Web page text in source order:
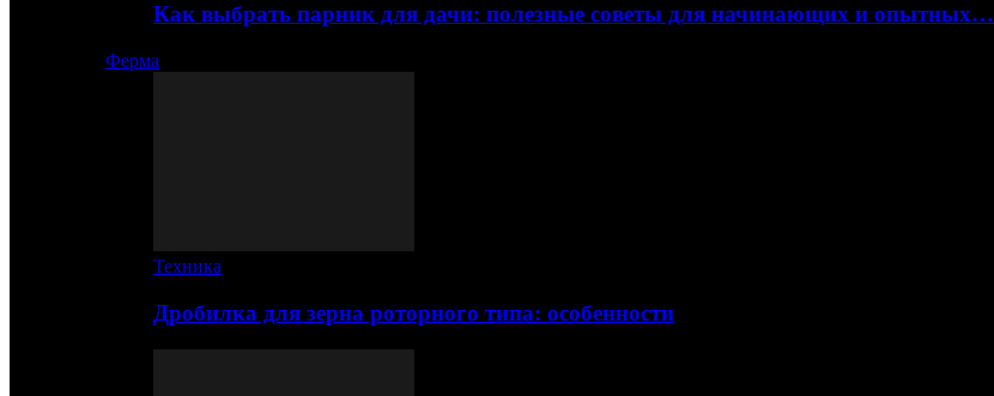
Как выбрать парник для дачи: полезные советы для начинающих и опытных…
Ферма
Техника
Дробилка для зерна роторного типа: особенности